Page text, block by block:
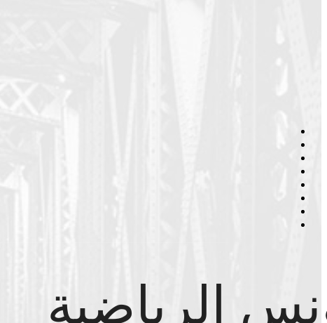
الرياضية